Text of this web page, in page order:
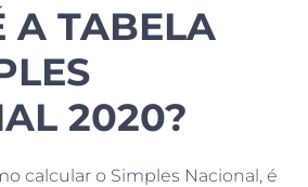
A TABELA
2020?
calcular o Simples Nacional, é